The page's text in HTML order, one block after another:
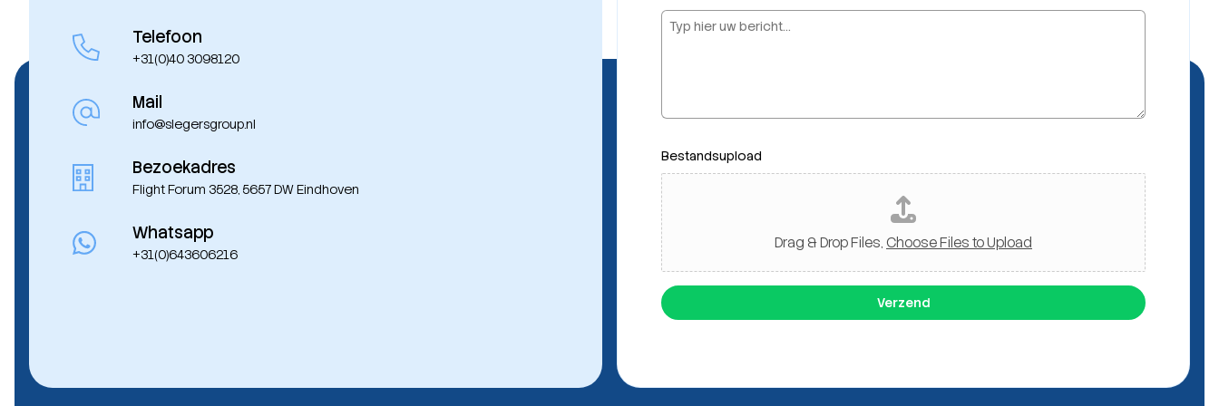
Telefoon
+31(0)40 3098120
Mail
info@slegersgroup.nl
Bezoekadres
Flight Forum 3528, 5657 DW Eindhoven
Whatsapp
+31(0)643606216
l
Bestandsupload
Drag & Drop Files, Choose Files to Upload
Verzend